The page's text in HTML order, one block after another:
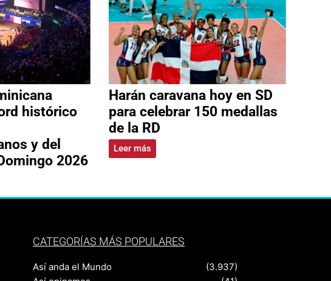
histórico
y del
2026
Harán caravana hoy en SD
para celebrar 150 medallas
de la RD
Leer más
CATEGORÍAS MÁS POPULARES
Así anda el Mundo
(3.937)